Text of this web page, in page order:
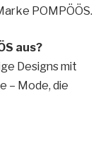
POMPÖÖS.
aus?
Designs mit
– Mode, die